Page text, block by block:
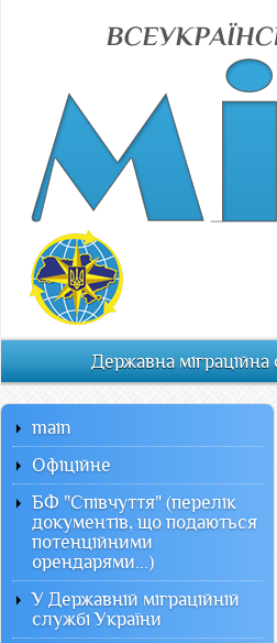
Державна
main
Офiцiйне
БФ "Співчуття" (перелік
документів, що подаються
потенційними
орендарями...)
У Державній міграційній
службі України